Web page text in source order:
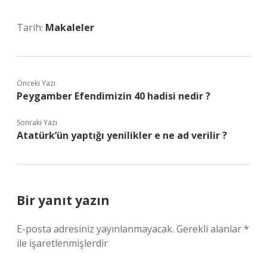
Tarih: Makaleler
Önceki Yazı
Peygamber Efendimizin 40 hadisi nedir ?
Sonraki Yazı
Atatürk’ün yaptığı yenilikler e ne ad verilir ?
Bir yanıt yazın
E-posta adresiniz yayınlanmayacak. Gerekli alanlar*
ile işaretlenmişlerdir